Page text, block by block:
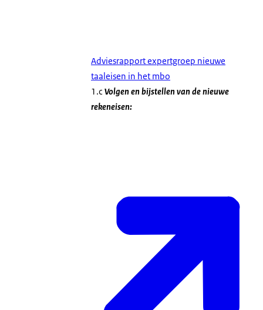
Adviesrapport expertgroep nieuwe
taaleisen in het mbo
1.c Volgen en bijstellen van de nieuwe
rekeneisen: